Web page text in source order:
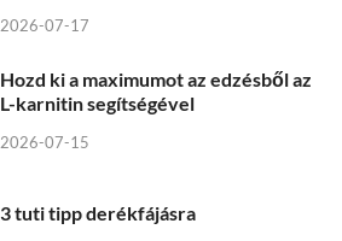
2026-07-17
Hozd ki a maximumot az edzésből az
L-karnitin segítségével
2026-07-15
3 tuti tipp derékfájásra